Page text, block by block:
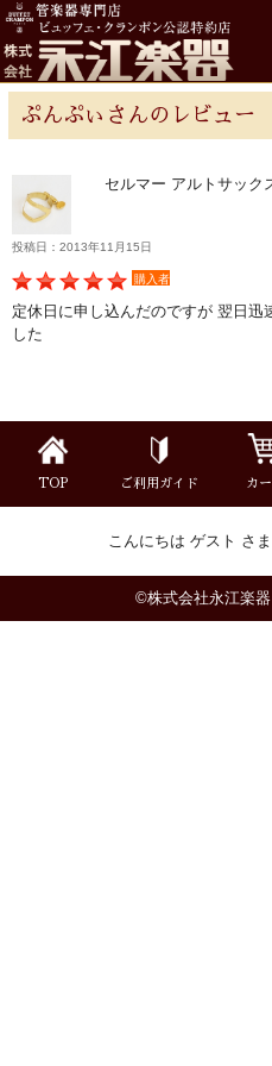
ぷんぷぃさんのレビュー
セルマー アルトサック
投稿日：2013年11月15日
購入者
定休日に申し込んだのですが 翌日迅
した
TOP ご利用ガイド カ
こんにちは ゲスト さ
©株式会社永江楽
チューバ
リード＆リードケース
ストラップ
ミュート
楽器ケース＆ケースカバー